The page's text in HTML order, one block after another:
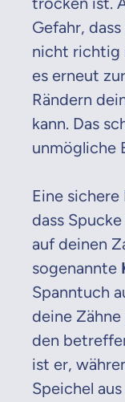
Gefahr,
nicht richtig
es erneut
Rändern
kann. Das
unmögliche
Eine
dass
auf deinen
sogenannte
Spanntuch
deine
den
ist er,
Speichel